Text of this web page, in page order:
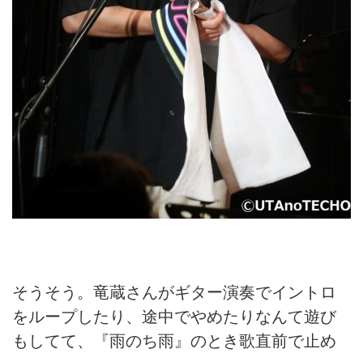
そうそう。竜蔵さんがギター演奏でイントロ
をループしたり、途中でやめたりなんて遊び
もしてて、『雨のち雨』のとき歌直前で止め